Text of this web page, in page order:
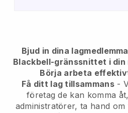
Bjud in dina
Blackbell-gränssnittet i
Börja arbeta
Få ditt lag tillsammans -
företag de kan komma
administratörer, ta hand